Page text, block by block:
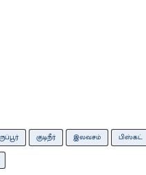
குடிநீர் இலவசம் பிஸ்கட்